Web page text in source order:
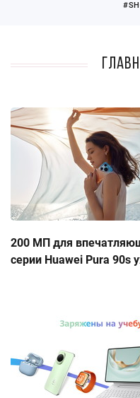
200 МП для
серии Huawei Pura 90s